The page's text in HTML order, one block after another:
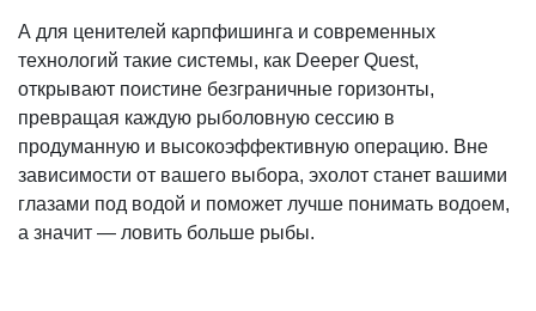
А для ценителей карпфишинга и современных
технологий такие системы, как Deeper Quest,
открывают поистине безграничные горизонты,
превращая каждую рыболовную сессию в
продуманную и высокоэффективную операцию. Вне
зависимости от вашего выбора, эхолот станет вашими
глазами под водой и поможет лучше понимать водоем,
а значит — ловить больше рыбы.